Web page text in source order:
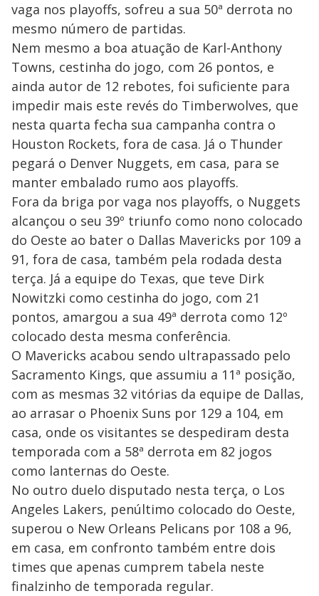
vaga nos playoffs, sofreu a sua 50ª derrota no
mesmo número de partidas.
Nem mesmo a boa atuação de Karl-Anthony
Towns, cestinha do jogo, com 26 pontos, e
ainda autor de 12 rebotes, foi suficiente para
impedir mais este revés do Timberwolves, que
nesta quarta fecha sua campanha contra o
Houston Rockets, fora de casa. Já o Thunder
pegará o Denver Nuggets, em casa, para se
manter embalado rumo aos playoffs.
Fora da briga por vaga nos playoffs, o Nuggets
alcançou o seu 39º triunfo como nono colocado
do Oeste ao bater o Dallas Mavericks por 109 a
91, fora de casa, também pela rodada desta
terça. Já a equipe do Texas, que teve Dirk
Nowitzki como cestinha do jogo, com 21
pontos, amargou a sua 49ª derrota como 12º
colocado desta mesma conferência.
O Mavericks acabou sendo ultrapassado pelo
Sacramento Kings, que assumiu a 11ª posição,
com as mesmas 32 vitórias da equipe de Dallas,
ao arrasar o Phoenix Suns por 129 a 104, em
casa, onde os visitantes se despediram desta
temporada com a 58ª derrota em 82 jogos
como lanternas do Oeste.
No outro duelo disputado nesta terça, o Los
Angeles Lakers, penúltimo colocado do Oeste,
superou o New Orleans Pelicans por 108 a 96,
em casa, em confronto também entre dois
times que apenas cumprem tabela neste
finalzinho de temporada regular.